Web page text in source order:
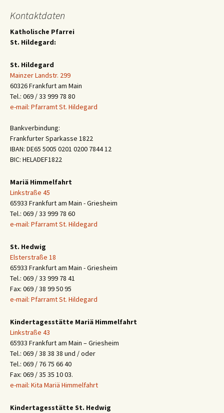
Kontaktdaten
Katholische Pfarrei
St. Hildegard:
St. Hildegard
Mainzer Landstr. 299
60326 Frankfurt am Main
Tel.: 069 / 33 999 78 80
e-mail: Pfarramt St. Hildegard
Bankverbindung:
Frankfurter Sparkasse 1822
IBAN: DE65 5005 0201 0200 7844 12
BIC: HELADEF1822
Mariä Himmelfahrt
Linkstraße 45
65933 Frankfurt am Main - Griesheim
Tel.: 069 / 33 999 78 60
e-mail: Pfarramt St. Hildegard
St. Hedwig
Elsterstraße 18
65933 Frankfurt am Main - Griesheim
Tel.: 069 / 33 999 78 41
Fax: 069 / 38 99 50 95
e-mail: Pfarramt St. Hildegard
Kindertagesstätte Mariä Himmelfahrt
Linkstraße 43
65933 Frankfurt am Main – Griesheim
Tel.: 069 / 38 38 38 und / oder
Tel.: 069 / 76 75 66 40
Fax: 069 / 35 35 10 03.
e-mail: Kita Mariä Himmelfahrt
Kindertagesstätte St. Hedwig